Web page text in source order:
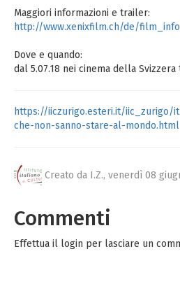
Maggiori informazioni e trailer:
http://www.xenixfilm.ch/de/
Dove e quando:
dal 5.07.18 nei cinema della Svizzera
https://iiczurigo.esteri.it/iic_zurigo/
che-non-sanno-stare-al-mondo.html
Creato da I.Z., venerdì 08
Commenti
Effettua il login per lasciare un